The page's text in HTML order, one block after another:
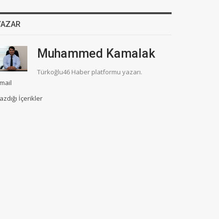
Muhammed Kamalak
Türkoğlu46 Haber platformu yazarı.
İçerikler